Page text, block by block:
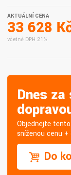
AKTUÁLNÍ CENA
33 628
včetně DPH 21%
Dnes
Objednejte
sníženou cenu
Do